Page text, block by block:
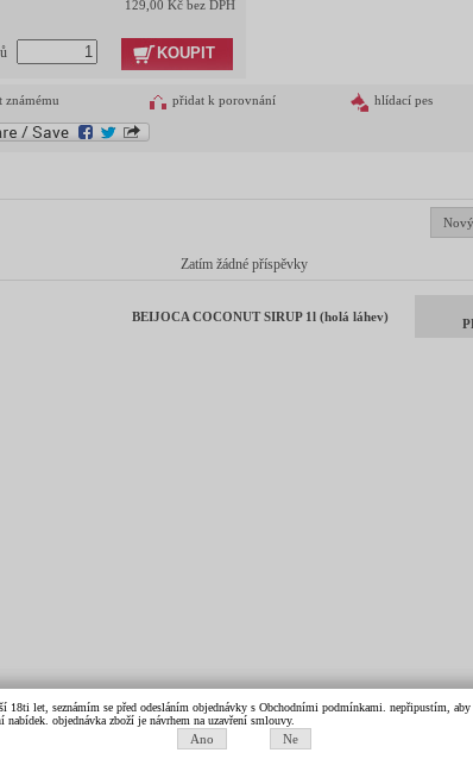
129,00 Kč bez DPH
KOUPIT
známému přidat k porovnání hlídací pes
Zatím žádné příspěvky
BEIJOCA COCONUT SIRUP 1l (holá láhev)
let, seznámím se před odesláním objednávky s Obchodními podmínkami. nepřipustím,
objednávka zboží je návrhem na uzavření smlouvy.
Ano Ne